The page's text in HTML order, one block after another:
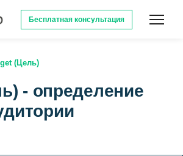
Бесплатная консультация
(Цель)
- определение